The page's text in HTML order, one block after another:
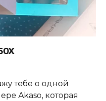
тебе о одной
Akaso, которая